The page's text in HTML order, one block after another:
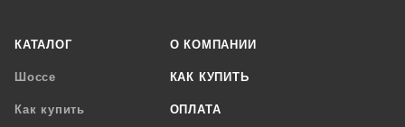
КАТАЛОГ
Шоссе
Как купить
О КОМПАНИИ
КАК КУПИТЬ
ОПЛАТА